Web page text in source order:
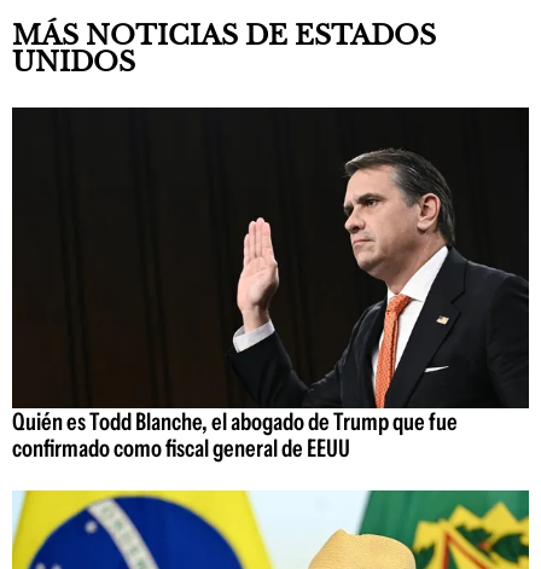
MÁS NOTICIAS DE ESTADOS
UNIDOS
Quién es Todd Blanche, el abogado de Trump que fue
confirmado como fiscal general de EEUU